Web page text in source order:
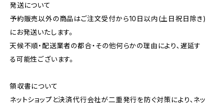
発送について
予約販売以外の商品はご注文受付から10日以内(土日祝日除き)
にお発送いたします。
天候不順・配送業者の都合・その他何らかの理由により、遅延す
る可能性ございます。
領収書について
ネットショップと決済代行会社が二重発行を防ぐ対策により、ネッ